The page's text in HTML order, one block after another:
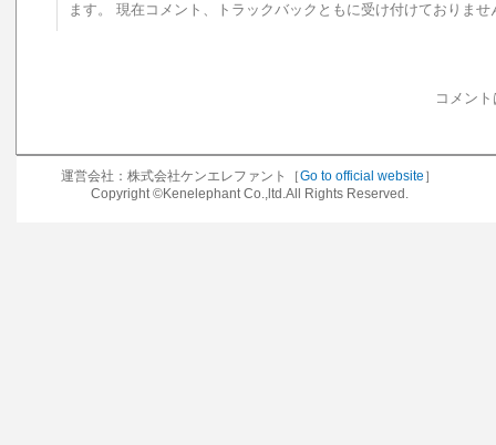
ます。 現在コメント、トラックバックともに受け付けておりませ
コメン
運営会社：株式会社ケンエレファント［Go to official website ］
Copyright ©Kenelephant Co.,ltd.All Rights Reserved.